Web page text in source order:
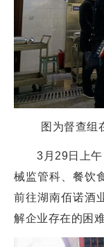
图为督查组
3月29日上午
械监管科、餐饮
前往湖南佰诺酒
解企业存在的困